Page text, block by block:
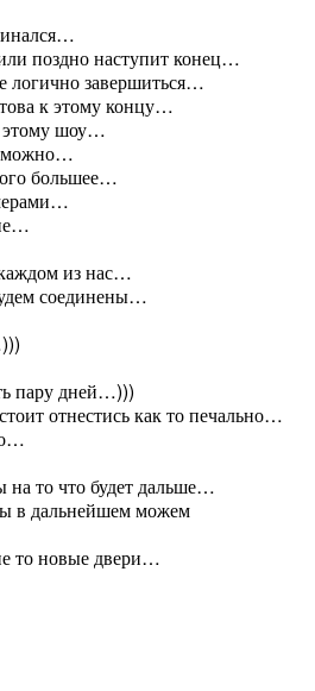
поздно наступит конец…
логично завершиться…
к этому концу…
этому шоу…
большее…
из нас…
соединены…
пару дней…)))
отнестись как то печально…
на то что будет дальше…
в дальнейшем можем
то новые двери…